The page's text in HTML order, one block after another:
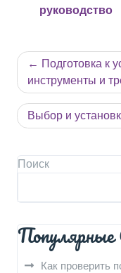
руководство
Навигация
по
записям
Подготовка к
инструменты и
Выбор и
Поиск
Как проверить